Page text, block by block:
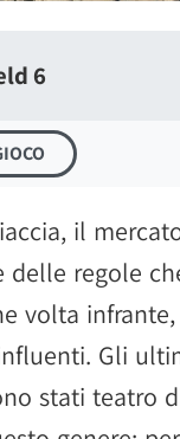
6
il
delle regole
volta
Gli
stati teatro